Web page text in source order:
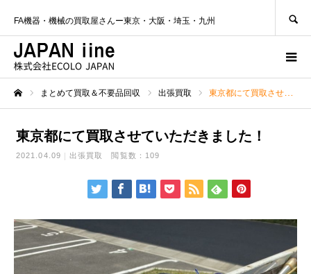
FA機器・機械の買取屋さんー東京・大阪・埼玉・九州
まとめて買取＆不要品回収 出張買取 東京都にて買取させていただきました！
東京都にて買取させていただきました！
2021.04.09 出張買取 閲覧数：109